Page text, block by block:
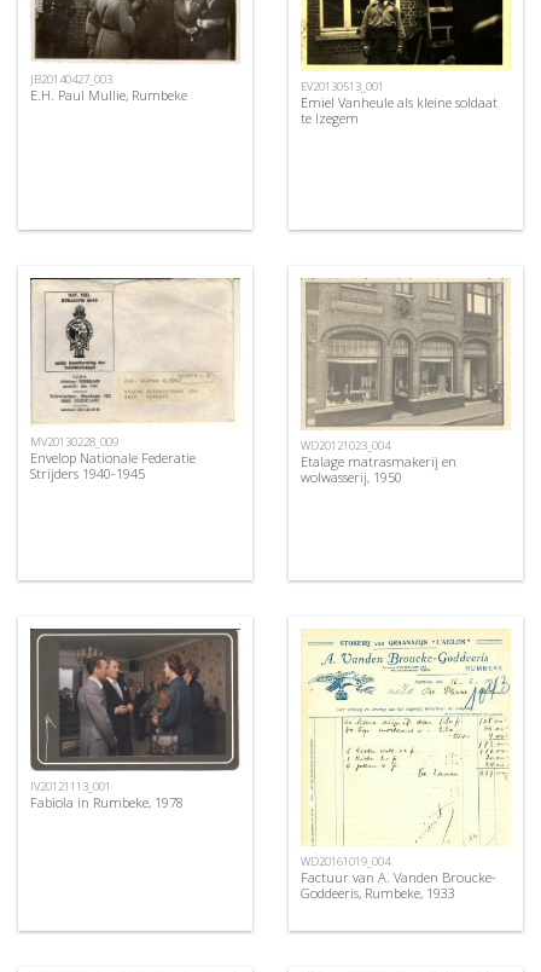
JB20140427_003
E.H. Paul Mullie, Rumbeke EV20130513_001
Emiel Vanheule als kleine soldaat
te Izegem
MV20130228_009
Envelop Nationale Federatie
Strijders 1940-1945
WD20121023_004
Etalage matrasmakerij en
wolwasserij, 1950
IV20121113_001
Fabiola in Rumbeke, 1978
WD20161019_004
Factuur van A. Vanden Broucke-
Goddeeris, Rumbeke, 1933